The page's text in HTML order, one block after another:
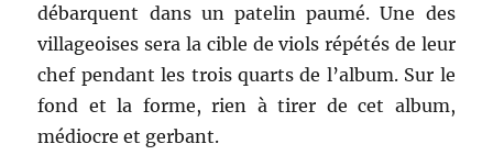
débarquent dans un patelin paumé. Une des
villageoises sera la cible de viols répétés de leur
chef pendant les trois quarts de l’album. Sur le
fond et la forme, rien à tirer de cet album,
médiocre et gerbant.